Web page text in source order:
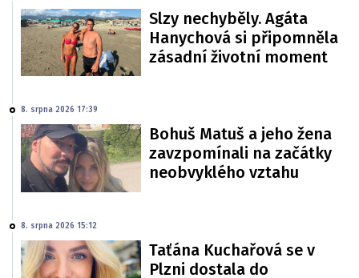
Slzy nechyběly. Agáta
Hanychová si připomněla
zásadní životní moment
8. srpna 2026 17:39
Bohuš Matuš a jeho žena
zavzpomínali na začátky
neobvyklého vztahu
8. srpna 2026 15:12
Taťána Kuchařová se v
Plzni dostala do